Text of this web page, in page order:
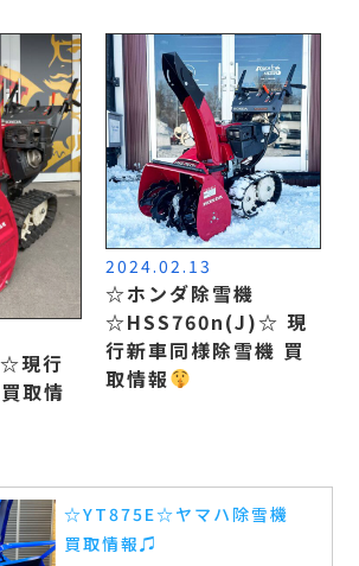
現行
取情
2024.02.13
☆ホンダ除雪機
☆HSS760n(J)☆ 現
行新車同様除雪機 買
取情報
☆YT875E☆ヤマハ除雪機
買取情報♫